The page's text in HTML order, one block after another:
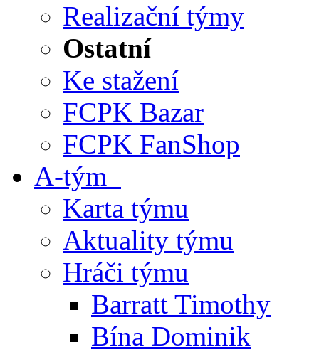
Realizační týmy
Ostatní
Ke stažení
FCPK Bazar
FCPK FanShop
A-tým
Karta týmu
Aktuality týmu
Hráči týmu
Barratt Timothy
Bína Dominik